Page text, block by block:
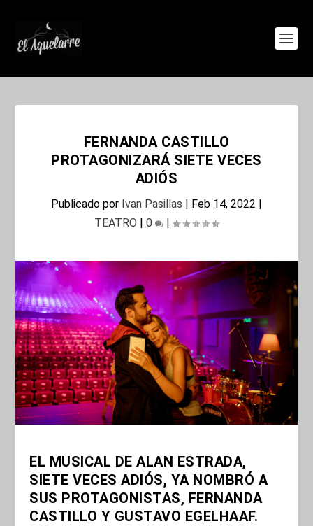
FERNANDA CASTILLO
PROTAGONIZARÁ SIETE VECES
ADIÓS
Publicado por Ivan Pasillas | Feb 14, 2022 |
TEATRO | 0 |
EL MUSICAL DE ALAN ESTRADA,
SIETE VECES ADIÓS, YA NOMBRÓ A
SUS PROTAGONISTAS, FERNANDA
CASTILLO Y GUSTAVO EGELHAAF.